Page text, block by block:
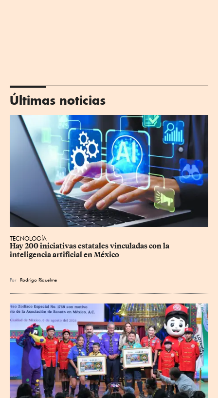
Últimas noticias
TECNOLOGÍA
Hay 200 iniciativas estatales vinculadas con la
inteligencia artificial en México
Por Rodrigo Riquelme